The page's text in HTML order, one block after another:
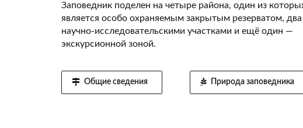
Заповедник поделен на четыре района, один из
является особо охраняемым закрытым резерватом,
научно-исследовательскими участками и ещё один —
экскурсионной зоной.
Общие сведения Природа заповедника